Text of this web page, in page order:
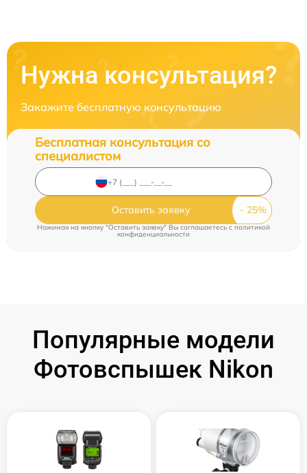
Нужна консультация?
Закажите бесплатную консультацию
Бесплатная консультация со
специалистом
Оставить заявку
Нажимая на кнопку "Оставить заявку" Вы соглашаетесь cполитикой
конфиденциальности
Популярные модели
Фотовспышек Nikon